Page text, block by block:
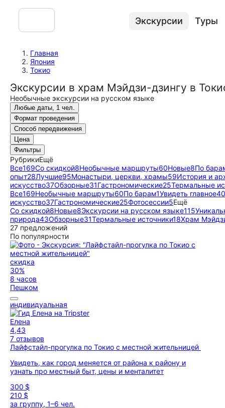
Экскурсии Туры
Главная
Япония
Токио
Экскурсии в храм Мэйдзи-дзингу в
Необычные экскурсии на русском языке
Любые даты, 1 чел.
Формат проведения
Способ передвижения
Цена
Фильтры
РубрикиЕщё
Все169Со скидкой8Необычные маршруты60Новые8По
опыт28Лучшие95Монастыри, церкви, храмы59История и
искусство37Обзорные31Гастрономические25Термальные
Все169Необычные маршруты60По барам1Увидеть главное40
искусство37Гастрономические25Фотосессии5Ещё
Со скидкой8Новые8Экскурсии на русском языке115
природа43Обзорные31Термальные источники18Храм
27 предложений
По популярности
скидка
30%
8 часов
Пешком
индивидуальная
Елена
4,43
7 отзывов
Лайфстайл-прогулка по Токио с местной жительницей
Увидеть, как город меняется от района к району и
узнать про местный быт, цены и менталитет
300 $
210 $
за группу, 1–6 чел.